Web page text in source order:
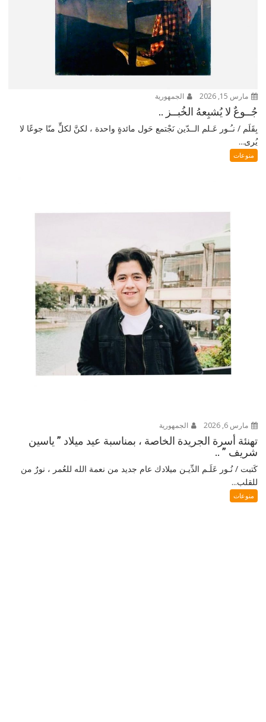
مارس 15, 2026 الجمهورية
جُــوعٌ لا يُشبِعهُ الخُبــز ..
بِقَلَم / نـُـور عَـلم الــدّين نَجْتمع حَول مائدةٍ واحدة ، لكنَّ لكلٍّ منّا جوعًا لا
يُرى...
منوعات
مارس 6, 2026 الجمهورية
تهنئة أسرة الجريدة الخاصة ، بمناسبة عيد ميلاد ” ياسين
شريف ” ..
كَتبت / نُـور عَلَـم الدِّيـن ميلادك عام جديد من نعمة الله للعُمر ، نورٌ من
للقلب...
منوعات